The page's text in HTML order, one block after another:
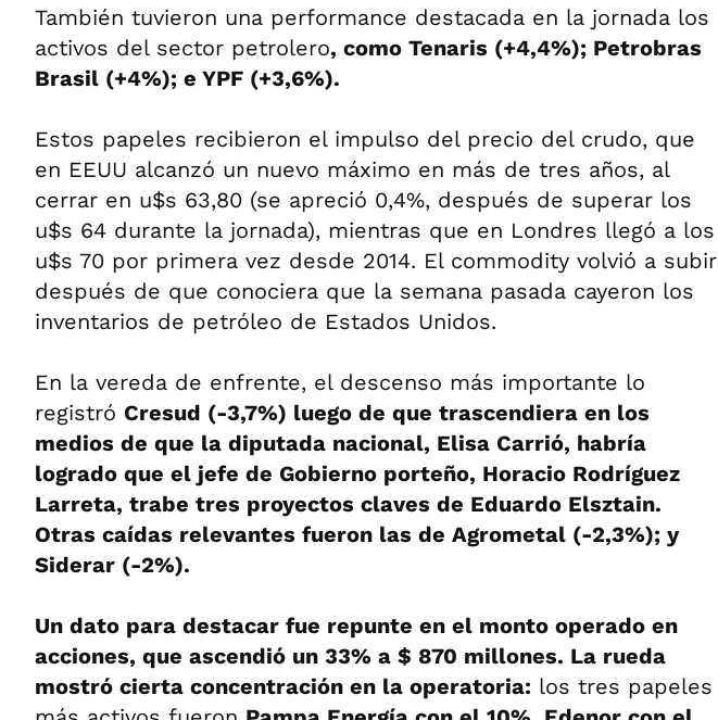
También tuvieron una performance destacada en la jornada los
activos del sector petrolero, como Tenaris (+4,4%); Petrobras
Brasil (+4%); e YPF (+3,6%).
Estos papeles recibieron el impulso del precio del crudo, que
en EEUU alcanzó un nuevo máximo en más de tres años, al
cerrar en u$s 63,80 (se apreció 0,4%, después de superar los
u$s 64 durante la jornada), mientras que en Londres llegó a los
u$s 70 por primera vez desde 2014. El commodity volvió a subir
después de que conociera que la semana pasada cayeron los
inventarios de petróleo de Estados Unidos.
En la vereda de enfrente, el descenso más importante lo
registró Cresud (-3,7%) luego de que trascendiera en los
medios de que la diputada nacional, Elisa Carrió, habría
logrado que el jefe de Gobierno porteño, Horacio Rodríguez
Larreta, trabe tres proyectos claves de Eduardo Elsztain.
Otras caídas relevantes fueron las de Agrometal (-2,3%); y
Siderar (-2%).
Un dato para destacar fue repunte en el monto operado en
acciones, que ascendió un 33% a $ 870 millones. La rueda
mostró cierta concentración en la operatoria: los tres papeles